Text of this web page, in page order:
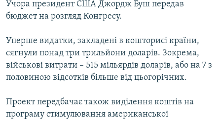
УКР
КТАТ
ДОЛУЧАЙСЯ!
Учора президент США Джордж Буш передав
бюджет на розгляд Конгресу.
Уперше видатки, закладені в кошторисі країни,
сягнули понад три трильйони доларів. Зокрема,
військові витрати – 515 мільярдів доларів, або на 7 з
половиною відсотків більше від цьогорічних.
Проект передбачає також виділення коштів на
програму стимулювання американської